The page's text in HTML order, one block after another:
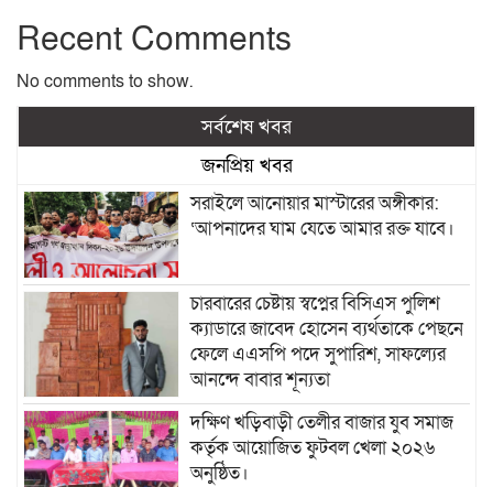
Recent Comments
No comments to show.
সর্বশেষ খবর
জনপ্রিয় খবর
সরাইলে আনোয়ার মাস্টারের অঙ্গীকার:
‘আপনাদের ঘাম যেতে আমার রক্ত যাবে।
চারবারের চেষ্টায় স্বপ্নের বিসিএস পুলিশ
ক্যাডারে জাবেদ হোসেন ব্যর্থতাকে পেছনে
ফেলে এএসপি পদে সুপারিশ, সাফল্যের
আনন্দে বাবার শূন্যতা
দক্ষিণ খড়িবাড়ী তেলীর বাজার যুব সমাজ
কর্তৃক আয়োজিত ফুটবল খেলা ২০২৬
অনুষ্ঠিত।